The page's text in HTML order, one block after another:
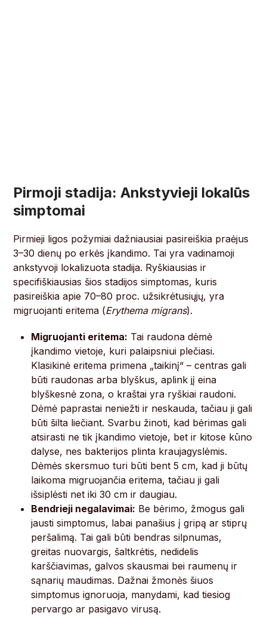
Pirmoji stadija: Ankstyvieji lokalūs
simptomai
Pirmieji ligos požymiai dažniausiai pasireiškia praėjus
3–30 dienų po erkės įkandimo. Tai yra vadinamoji
ankstyvoji lokalizuota stadija. Ryškiausias ir
specifiškiausias šios stadijos simptomas, kuris
pasireiškia apie 70–80 proc. užsikrėtusiųjų, yra
migruojanti eritema (Erythema migrans).
Migruojanti eritema: Tai raudona dėmė
įkandimo vietoje, kuri palaipsniui plečiasi.
Klasikinė eritema primena „taikinį“ – centras gali
būti raudonas arba blyškus, aplink jį eina
blyškesnė zona, o kraštai yra ryškiai raudoni.
Dėmė paprastai neniežti ir neskauda, tačiau ji gali
būti šilta liečiant. Svarbu žinoti, kad bėrimas gali
atsirasti ne tik įkandimo vietoje, bet ir kitose kūno
dalyse, nes bakterijos plinta kraujagyslėmis.
Dėmės skersmuo turi būti bent 5 cm, kad ji būtų
laikoma migruojančia eritema, tačiau ji gali
išsiplėsti net iki 30 cm ir daugiau.
Bendrieji negalavimai: Be bėrimo, žmogus gali
jausti simptomus, labai panašius į gripą ar stiprų
peršalimą. Tai gali būti bendras silpnumas,
greitas nuovargis, šaltkrėtis, nedidelis
karščiavimas, galvos skausmai bei raumenų ir
sąnarių maudimas. Dažnai žmonės šiuos
simptomus ignoruoja, manydami, kad tiesiog
pervargo ar pasigavo virusą.